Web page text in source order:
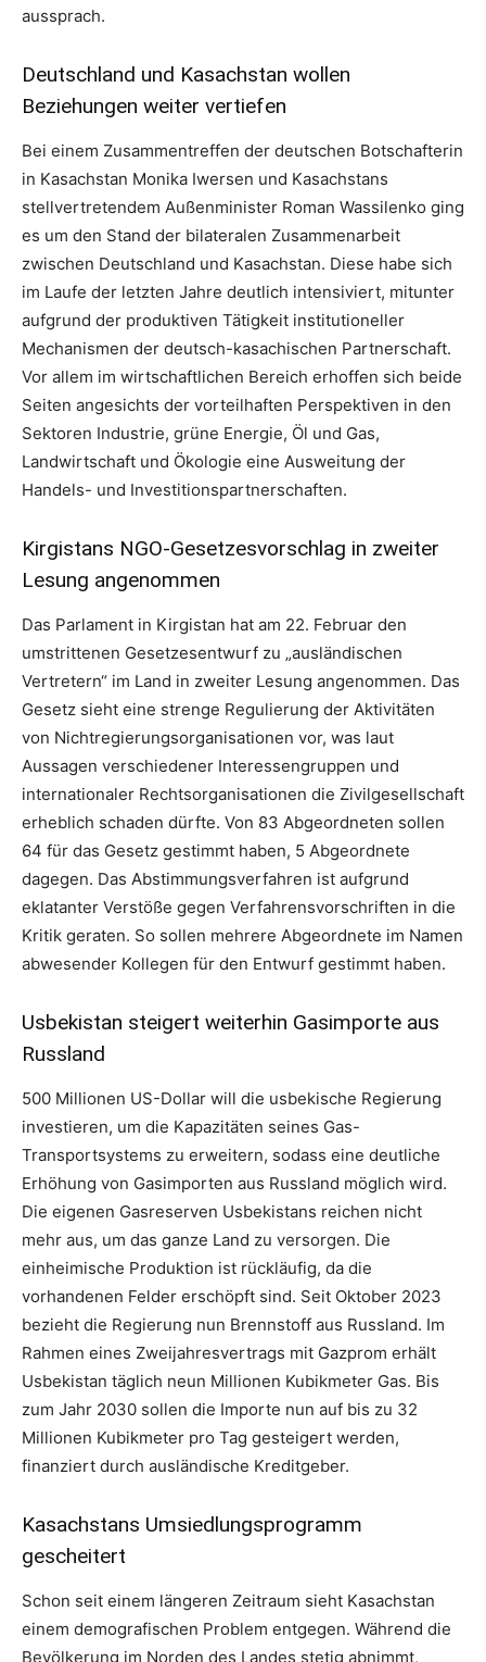
aussprach.
Deutschland und Kasachstan wollen
Beziehungen weiter vertiefen
Bei einem Zusammentreffen der deutschen Botschafterin
in Kasachstan Monika Iwersen und Kasachstans
stellvertretendem Außenminister Roman Wassilenko ging
es um den Stand der bilateralen Zusammenarbeit
zwischen Deutschland und Kasachstan. Diese habe sich
im Laufe der letzten Jahre deutlich intensiviert, mitunter
aufgrund der produktiven Tätigkeit institutioneller
Mechanismen der deutsch-kasachischen Partnerschaft.
Vor allem im wirtschaftlichen Bereich erhoffen sich beide
Seiten angesichts der vorteilhaften Perspektiven in den
Sektoren Industrie, grüne Energie, Öl und Gas,
Landwirtschaft und Ökologie eine Ausweitung der
Handels- und Investitionspartnerschaften.
Kirgistans NGO-Gesetzesvorschlag in zweiter
Lesung angenommen
Das Parlament in Kirgistan hat am 22. Februar den
umstrittenen Gesetzesentwurf zu „ausländischen
Vertretern“ im Land in zweiter Lesung angenommen. Das
Gesetz sieht eine strenge Regulierung der Aktivitäten
von Nichtregierungsorganisationen vor, was laut
Aussagen verschiedener Interessengruppen und
internationaler Rechtsorganisationen die Zivilgesellschaft
erheblich schaden dürfte. Von 83 Abgeordneten sollen
64 für das Gesetz gestimmt haben, 5 Abgeordnete
dagegen. Das Abstimmungsverfahren ist aufgrund
eklatanter Verstöße gegen Verfahrensvorschriften in die
Kritik geraten. So sollen mehrere Abgeordnete im Namen
abwesender Kollegen für den Entwurf gestimmt haben.
Usbekistan steigert weiterhin Gasimporte aus
Russland
500 Millionen US-Dollar will die usbekische Regierung
investieren, um die Kapazitäten seines Gas-
Transportsystems zu erweitern, sodass eine deutliche
Erhöhung von Gasimporten aus Russland möglich wird.
Die eigenen Gasreserven Usbekistans reichen nicht
mehr aus, um das ganze Land zu versorgen. Die
einheimische Produktion ist rückläufig, da die
vorhandenen Felder erschöpft sind. Seit Oktober 2023
bezieht die Regierung nun Brennstoff aus Russland. Im
Rahmen eines Zweijahresvertrags mit Gazprom erhält
Usbekistan täglich neun Millionen Kubikmeter Gas. Bis
zum Jahr 2030 sollen die Importe nun auf bis zu 32
Millionen Kubikmeter pro Tag gesteigert werden,
finanziert durch ausländische Kreditgeber.
Kasachstans Umsiedlungsprogramm
gescheitert
Schon seit einem längeren Zeitraum sieht Kasachstan
einem demografischen Problem entgegen. Während die
Bevölkerung im Norden des Landes stetig abnimmt,